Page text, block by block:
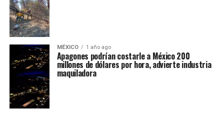
MÉXICO 1 año ago
Apagones podrían costarle a México 200
millones de dólares por hora, advierte industria
maquiladora